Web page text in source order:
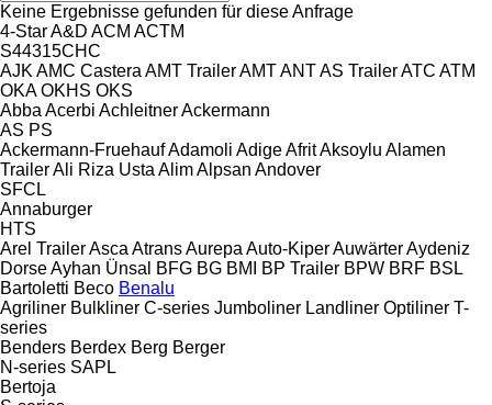
Keine Ergebnisse gefunden für diese Anfrage
4-StarA&D ACM ACTM
S44315CHC
AJK AMC Castera AMT TrailerAMTANTAS TrailerATC ATM
OKA OKHS OKS
Abba Acerbi AchleitnerAckermann
AS PS
Ackermann-FruehaufAdamoli AdigeAfritAksoylu Alamen
TrailerAli Riza Usta AlimAlpsan Andover
SFCL
Annaburger
HTS
Arel TrailerAsca AtransAurepa Auto-KiperAuwärterAydeniz
DorseAyhan Ünsal BFG BG BMI BP Trailer BPW BRF BSL
Bartoletti Beco Benalu
Agriliner Bulkliner C-series Jumboliner Landliner Optiliner T-
series
Benders Berdex Berg Berger
N-series SAPL
Bertoja